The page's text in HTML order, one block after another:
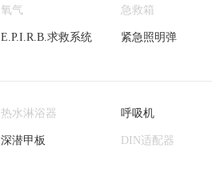
氧气 急救箱
E.P.I.R.B.求救系统 紧急照明弹
热水淋浴器 呼吸机
深潜甲板 DIN适配器